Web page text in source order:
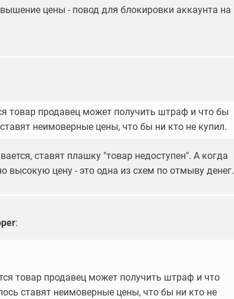
цены - повод для блокировки аккаунта на
товар продавец может получить штраф и что бы
неимоверные цены, что бы ни кто не купил.
ставят плашку "товар недоступен". А когда
высокую цену - это одна из схем по отмыву денег.
:
товар продавец может получить штраф и что
ставят неимоверные цены, что бы ни кто не